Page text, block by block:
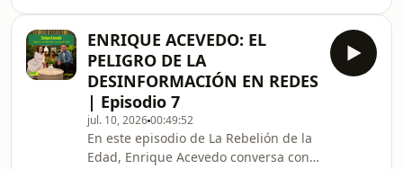
con Gloria Calzada sobre cómo la
longevidad está transformando la
manera en la que entendemos el
envejecimiento, el tiempo y el
propósito de vida. Hablan de la
importancia de construir nuevos
referentes para envejecer, seguir
ENRIQUE ACEVEDO: EL
PELIGRO DE LA
DESINFORMACIÓN EN REDES
| Episodio 7
jul. 10, 202600:49:52
En este episodio de La Rebelión de la
Edad, Enrique Acevedo conversa con